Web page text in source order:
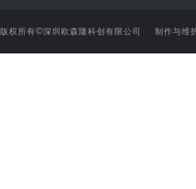
版权所有©深圳欧森隆科创有限公司 制作与维